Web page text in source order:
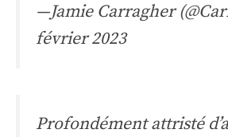
—Jamie Carragher
février 2023
Profondément attristé